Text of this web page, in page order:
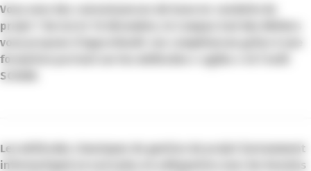
Vous avez des connaissances de base en conduite de
projet ? Du 8,9 et 10 décembre, le Campus Sud des Métiers
vous propose d’approfondir vos compétences grâce à une
formation portant sur les méthodes « agiles » et l’outil
SCRUM.
Les méthodes classiques de gestion de projet (notamment
informatique) ne sont plus en adéquation avec les besoins